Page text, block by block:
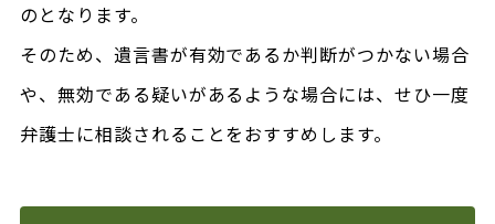
のとなります。
そのため、遺言書が有効であるか判断がつかない場合
や、無効である疑いがあるような場合には、せひ一度
弁護士に相談されることをおすすめします。